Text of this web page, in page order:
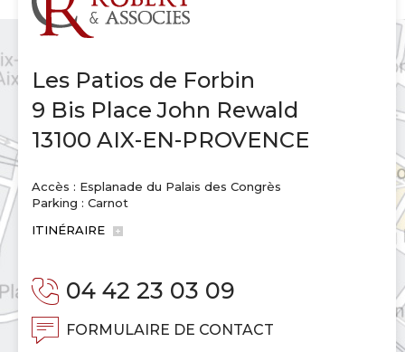
Les Patios de Forbin
9 Bis Place John Rewald
13100 AIX-EN-PROVENCE
Accès : Esplanade du Palais des Congrès
Parking : Carnot
ITINÉRAIRE
04 42 23 03 09
FORMULAIRE DE CONTACT